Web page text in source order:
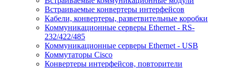
Встраиваемые конвертеры интерфейсов
Кабели, конвертеры, разветвительные коробки
Коммуникационные серверы Ethernet - RS-
232/422/485
Коммуникационные серверы Ethernet - USB
Коммутаторы Cisco
Конвертеры интерфейсов, повторители